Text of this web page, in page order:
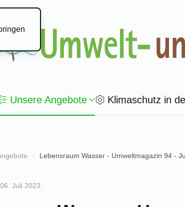
Unsere Angebote Klimaschutz in
Lebensraum Wasser - Umweltmagazin 94 -
06. Juli 2023